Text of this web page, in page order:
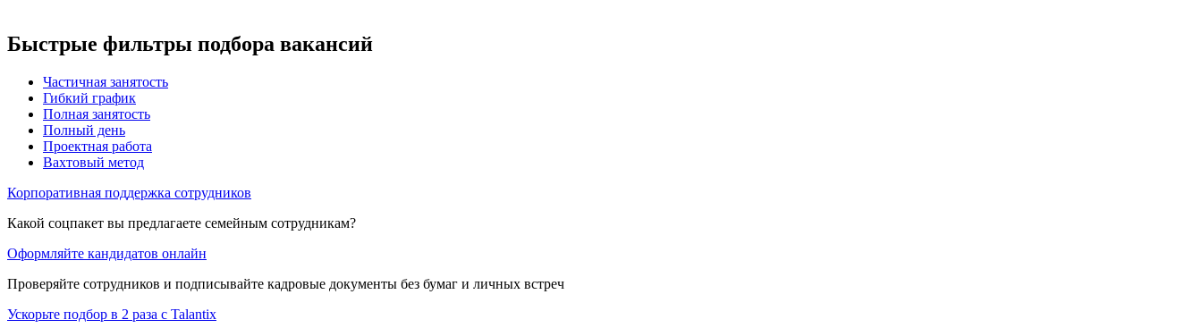
Быстрые фильтры подбора вакансий
Частичная занятость
Гибкий график
Полная занятость
Полный день
Проектная работа
Вахтовый метод
Корпоративная поддержка сотрудников
Какой соцпакет вы предлагаете семейным сотрудникам?
Оформляйте кандидатов онлайн
Проверяйте сотрудников и подписывайте кадровые документы без бумаг и личных встреч
Ускорьте подбор в 2 раза с Talantix